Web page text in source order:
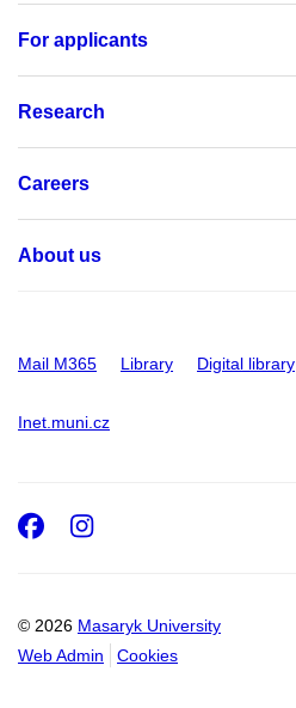
For applicants
Research
Careers
About us
Mail M365 Library Digital library
Inet.muni.cz
© 2026 Masaryk University
Web Admin
Cookies
Facebook
Instagram